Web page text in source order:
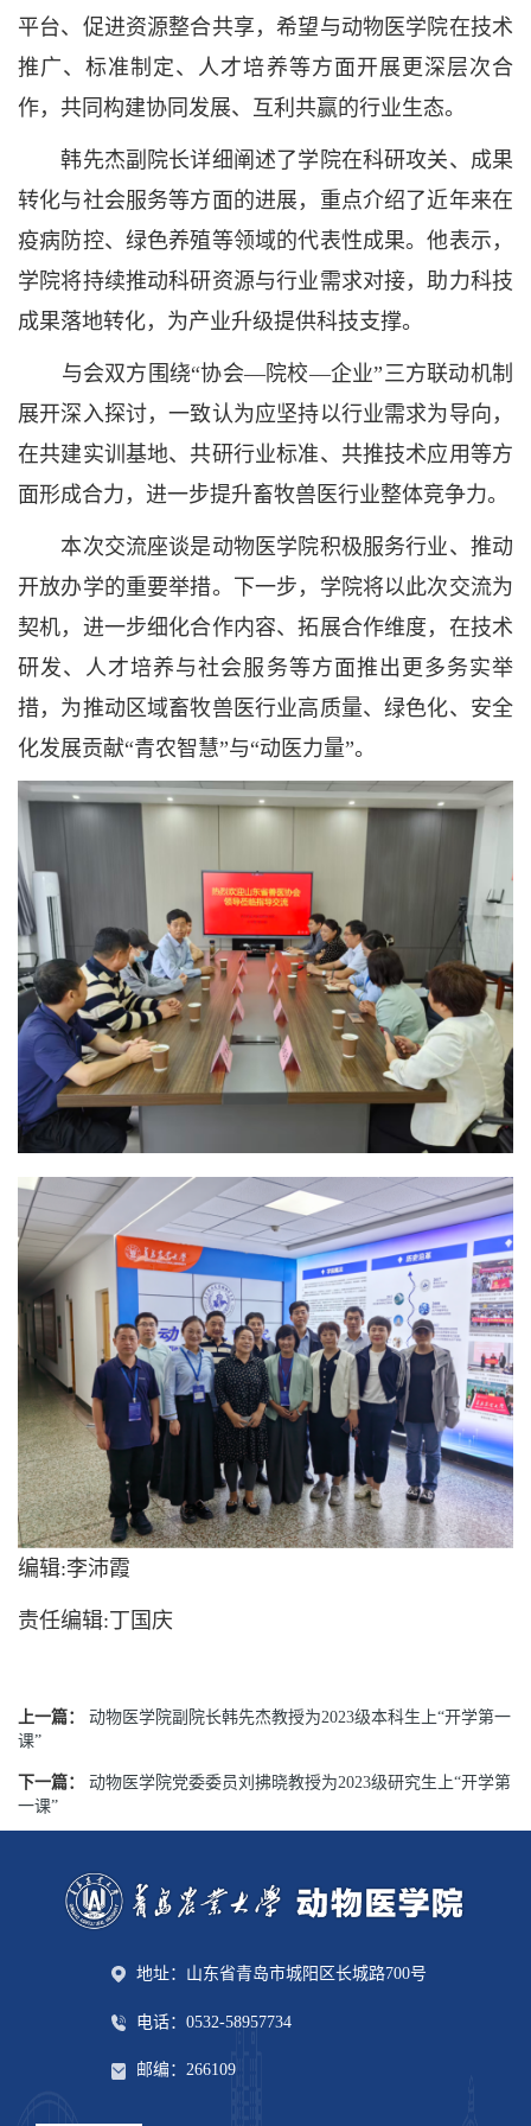
平台、促进资源整合共享，希望与动物医学院在技术
推广、标准制定、人才培养等方面开展更深层次合
作，共同构建协同发展、互利共赢的行业生态。
韩先杰副院长详细阐述了学院在科研攻关、成果
转化与社会服务等方面的进展，重点介绍了近年来在
疫病防控、绿色养殖等领域的代表性成果。他表示，
学院将持续推动科研资源与行业需求对接，助力科技
成果落地转化，为产业升级提供科技支撑。
与会双方围绕“协会—院校—企业”三方联动机制
展开深入探讨，一致认为应坚持以行业需求为导向，
在共建实训基地、共研行业标准、共推技术应用等方
面形成合力，进一步提升畜牧兽医行业整体竞争力。
本次交流座谈是动物医学院积极服务行业、推动
开放办学的重要举措。下一步，学院将以此次交流为
契机，进一步细化合作内容、拓展合作维度，在技术
研发、人才培养与社会服务等方面推出更多务实举
措，为推动区域畜牧兽医行业高质量、绿色化、安全
化发展贡献“青农智慧”与“动医力量”。
编辑:李沛霞
责任编辑:丁国庆
上一篇：
动物医学院副院长韩先杰教授为2023级本科生上“开学第一
课”
下一篇：
动物医学院党委委员刘拂晓教授为2023级研究生上“开学第
一课”
地址：山东省青岛市城阳区长城路700号
电话：0532-58957734
邮编：266109